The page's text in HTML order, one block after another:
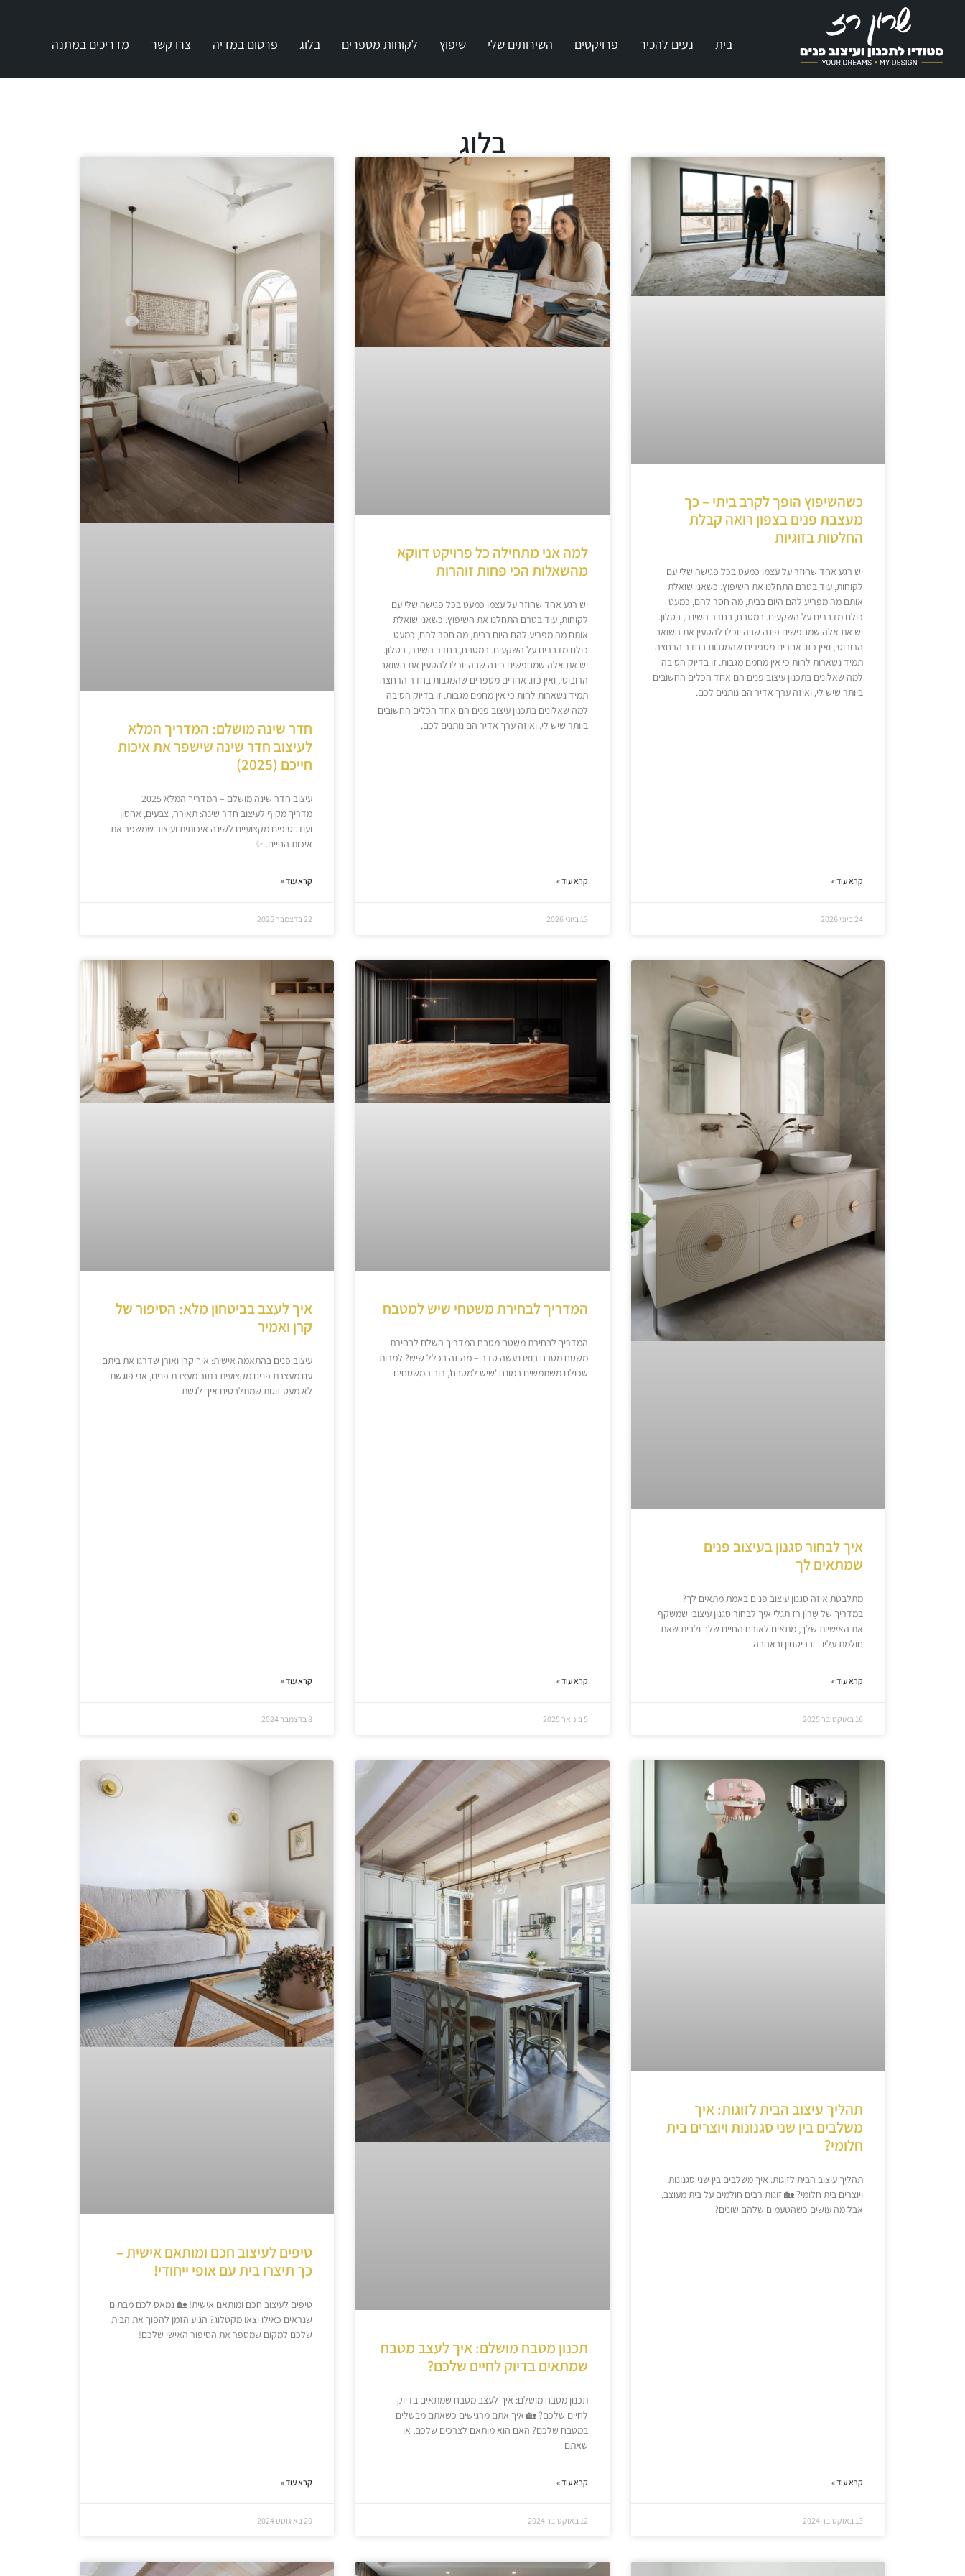
בית נעים להכיר פרויקטים השירותים שלי שיפוץ לקוחות מספרים בלוג פרסום במדיה צרו קשר מדריכים במתנה
בלוג
כשהשיפוץ הופך לקרב ביתי – כך
מעצבת פנים בצפון רואה קבלת
החלטות בזוגיות
יש רגע אחד שחוזר על עצמו כמעט בכל פגישה שלי עם
לקוחות, עוד בטרם התחלנו את השיפוץ. כשאני שואלת
אותם מה מפריע להם היום בבית, מה חסר להם, כמעט
כולם מדברים על השקעים. במטבח, בחדר השינה, בסלון.
יש את אלה שמחפשים פינה שבה יוכלו להטעין את השואב
הרובוטי, ואין כזו. אחרים מספרים שהמגבות בחדר הרחצה
תמיד נשארות לחות כי אין מחמם מגבות. זו בדיוק הסיבה
למה שאלונים בתכנון עיצוב פנים הם אחד הכלים החשובים
ביותר שיש לי, ואיזה ערך אדיר הם נותנים לכם.
קרא עוד »
24 ביוני 2026
למה אני מתחילה כל פרויקט דווקא
מהשאלות הכי פחות זוהרות
יש רגע אחד שחוזר על עצמו כמעט בכל פגישה שלי עם
לקוחות, עוד בטרם התחלנו את השיפוץ. כשאני שואלת
אותם מה מפריע להם היום בבית, מה חסר להם, כמעט
כולם מדברים על השקעים. במטבח, בחדר השינה, בסלון.
יש את אלה שמחפשים פינה שבה יוכלו להטעין את השואב
הרובוטי, ואין כזו. אחרים מספרים שהמגבות בחדר הרחצה
תמיד נשארות לחות כי אין מחמם מגבות. זו בדיוק הסיבה
למה שאלונים בתכנון עיצוב פנים הם אחד הכלים החשובים
ביותר שיש לי, ואיזה ערך אדיר הם נותנים לכם.
קרא עוד »
13 ביוני 2026
חדר שינה מושלם: המדריך המלא
לעיצוב חדר שינה שישפר את איכות
חייכם (2025)
עיצוב חדר שינה מושלם – המדריך המלא 2025
מדריך מקיף לעיצוב חדר שינה: תאורה, צבעים, אחסון
ועוד. טיפים מקצועיים לשינה איכותית ועיצוב שמשפר את
איכות החיים. ✨
קרא עוד »
22 בדצמבר 2025
איך לבחור סגנון בעיצוב פנים
שמתאים לך
מתלבטת איזה סגנון עיצוב פנים באמת מתאים לך?
במדריך של שָׁרוֹן רז תגלי איך לבחור סגנון עיצובי שמשקף
את האישיות שלך, מתאים לאורח החיים שלך ולבית שאת
חולמת עליו – בביטחון ובאהבה.
קרא עוד »
16 באוקטובר 2025
המדריך לבחירת משטחי שיש למטבח
המדריך לבחירת משטח מטבח המדריך השלם לבחירת
משטח מטבח בואו נעשה סדר – מה זה בכלל שיש? למרות
שכולנו משתמשים במונח 'שיש למטבח', רוב המשטחים
קרא עוד »
5 בינואר 2025
איך לעצב בביטחון מלא: הסיפור של
קרן ואמיר
עיצוב פנים בהתאמה אישית: איך קרן ואורן שדרגו את ביתם
עם מעצבת פנים מקצועית בתור מעצבת פנים, אני פוגשת
לא מעט זוגות שמתלבטים איך לגשת
קרא עוד »
8 בדצמבר 2024
תהליך עיצוב הבית לזוגות: איך
משלבים בין שני סגנונות ויוצרים בית
חלומי?
תהליך עיצוב הבית לזוגות: איך משלבים בין שני סגנונות
ויוצרים בית חלומי? 🏡 זוגות רבים חולמים על בית מעוצב,
אבל מה עושים כשהטעמים שלהם שונים?
קרא עוד »
13 באוקטובר 2024
תכנון מטבח מושלם: איך לעצב מטבח
שמתאים בדיוק לחיים שלכם?
תכנון מטבח מושלם: איך לעצב מטבח שמתאים בדיוק
לחיים שלכם? 🏡 איך אתם מרגישים כשאתם מבשלים
במטבח שלכם? האם הוא מותאם לצרכים שלכם, או
שאתם
קרא עוד »
12 באוקטובר 2024
טיפים לעיצוב חכם ומותאם אישית –
כך תיצרו בית עם אופי ייחודי!
טיפים לעיצוב חכם ומותאם אישית! 🏡 נמאס לכם מבתים
שנראים כאילו יצאו מקטלוג? הגיע הזמן להפוך את הבית
שלכם למקום שמספר את הסיפור האישי שלכם!
קרא עוד »
20 באוגוסט 2024